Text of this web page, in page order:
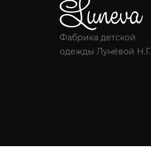
Фабрика детской
одежды Лунёвой Н.Г.